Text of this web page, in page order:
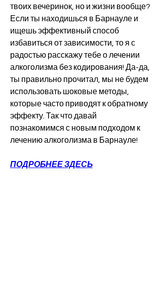
твоих вечеринок, но и жизни вообще?
Если ты находишься в Барнауле и
ищешь эффективный способ
избавиться от зависимости, то я с
радостью расскажу тебе о лечении
алкоголизма без кодирования! Да-да,
ты правильно прочитал, мы не будем
использовать шоковые методы,
которые часто приводят к обратному
эффекту. Так что давай
познакомимся с новым подходом к
лечению алкоголизма в Барнауле!
ПОДРОБНЕЕ ЗДЕСЬ